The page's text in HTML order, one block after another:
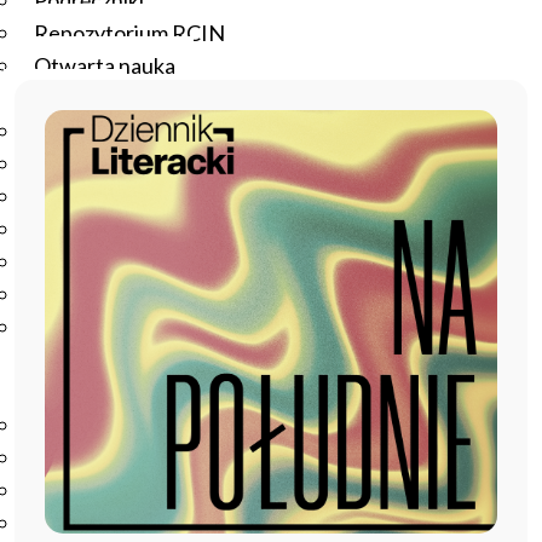
Repozytorium RCIN
Otwarta nauka
Studia podyplomowe
Szkolenia
Szkoła Doktorska Anthropos
Erasmus
Olimpiada Literatury i Języka Polskiego
Olimpiada Literatury i Języka Polskiego dla Szkół
Podstawowych
Biblioteka
O bibliotece
Godziny otwarcia
Katalog
Nowości